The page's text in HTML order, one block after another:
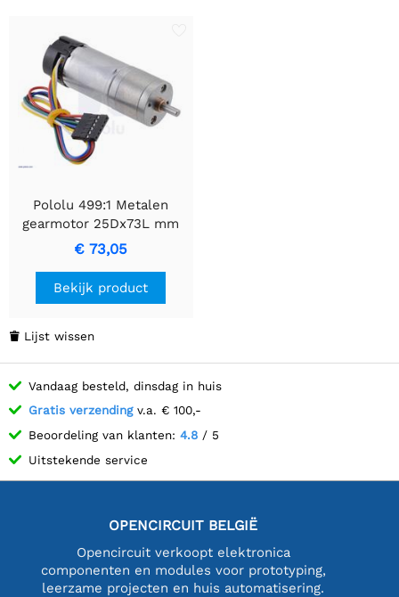
Pololu 499:1 Metalen
gearmotor 25Dx73L mm
LP 6V met 48 CPR
Encoder
€ 73,05
Bekijk product
 Lijst wissen
Vandaag besteld, dinsdag in huis
Gratis verzendingv.a. € 100,-
Beoordeling van klanten: 4.8 / 5
Uitstekende service
OPENCIRCUIT BELGIË
Opencircuit verkoopt elektronica
componenten en modules voor prototyping,
leerzame projecten en huis automatisering.